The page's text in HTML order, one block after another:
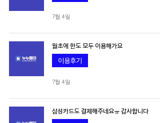
7월 4일
월초에 한도 모두 이용해가요
이용후기
7월 4일
삼성카드도 결제해주네요ㅠ 감사합니다